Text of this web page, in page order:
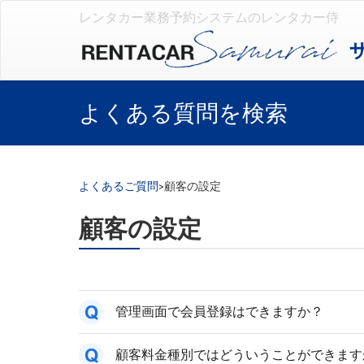
レンタカー業務予約システムのレンタカー侍
よくある質問を検索
よくあるご質問>顧客の設定
顧客の設定
管理画面で会員登録はできますか？
顧客料金種別ではどういうことができま